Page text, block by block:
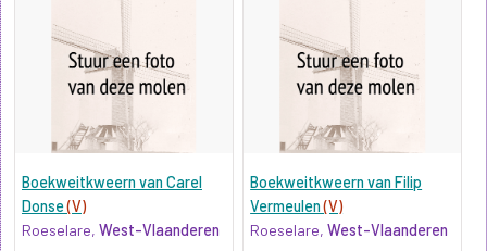
Boekweitkweern van Carel
Donse(V)
Roeselare, West-Vlaanderen
Boekweitkweern van Filip
Vermeulen(V)
Roeselare,West-Vlaanderen